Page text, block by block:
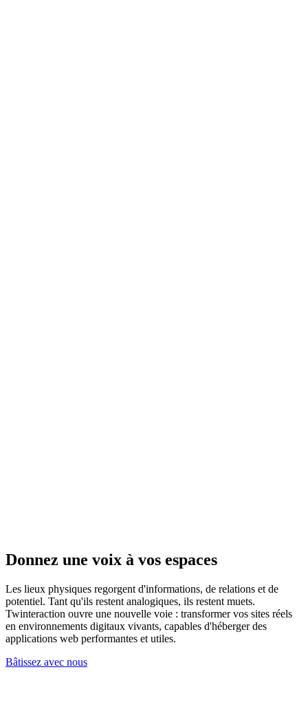
Donnez une voix à vos espaces
Les lieux physiques regorgent d'informations, de relations et de
potentiel. Tant qu'ils restent analogiques, ils restent muets.
Twinteraction ouvre une nouvelle voie : transformer vos sites réels
en environnements digitaux vivants, capables d'héberger des
applications web performantes et utiles.
Bâtissez avec nous